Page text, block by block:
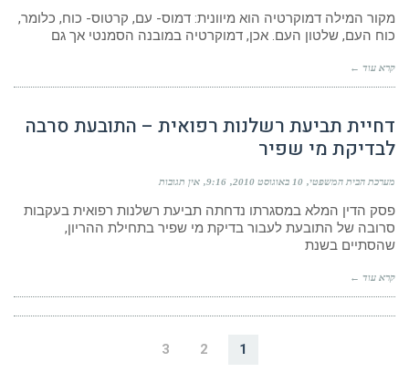
מקור המילה דמוקרטיה הוא מיוונית: דמוס- עם, קרטוס- כוח, כלומר,
כוח העם, שלטון העם. אכן, דמוקרטיה במובנה הסמנטי אך גם
קרא עוד ←
דחיית תביעת רשלנות רפואית – התובעת סרבה
לבדיקת מי שפיר
מערכת הבית המשפטי 10 באוגוסט 2010 9:16 אין תגובות
פסק הדין המלא במסגרתו נדחתה תביעת רשלנות רפואית בעקבות
סרובה של התובעת לעבור בדיקת מי שפיר בתחילת ההריון,
שהסתיים בשנת
קרא עוד ←
1
2
3